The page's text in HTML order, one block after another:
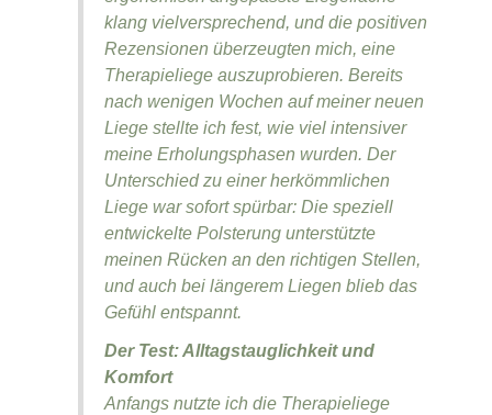
klang vielversprechend, und die positiven
Rezensionen überzeugten mich, eine
Therapieliege auszuprobieren. Bereits
nach wenigen Wochen auf meiner neuen
Liege stellte ich fest, wie viel intensiver
meine Erholungsphasen wurden. Der
Unterschied zu einer herkömmlichen
Liege war sofort spürbar: Die speziell
entwickelte Polsterung unterstützte
meinen Rücken an den richtigen Stellen,
und auch bei längerem Liegen blieb das
Gefühl entspannt.
Der Test: Alltagstauglichkeit und
Komfort
Anfangs nutzte ich die Therapieliege